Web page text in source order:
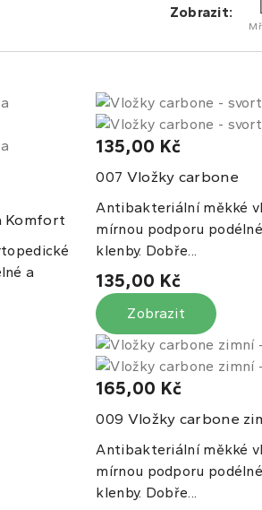
Zobrazit:
Komfort
a
135,00 Kč
007 Vložky carbone
Antibakteriální měkké
mírnou podporu
klenby. Dobře...
135,00 Kč
Zobrazit
165,00 Kč
009 Vložky carbone
Antibakteriální měkké
mírnou podporu
klenby. Dobře...